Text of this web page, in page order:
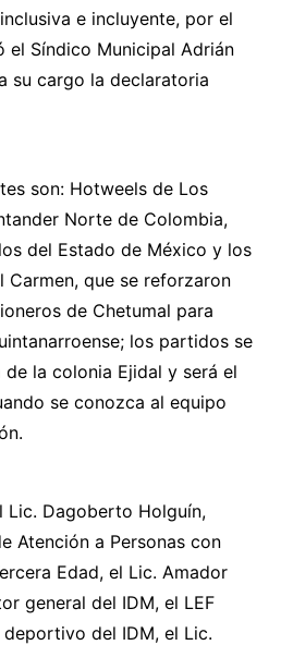
e incluyente, por el
el Síndico Municipal Adrián
su cargo la declaratoria
son: Hotweels de Los
Norte de Colombia,
del Estado de México y los
Carmen, que se reforzaron
de Chetumal para
los partidos se
la colonia Ejidal y será el
se conozca al equipo
Lic. Dagoberto Holguín,
Atención a Personas con
Edad, el Lic. Amador
general del IDM, el LEF
del IDM, el Lic.